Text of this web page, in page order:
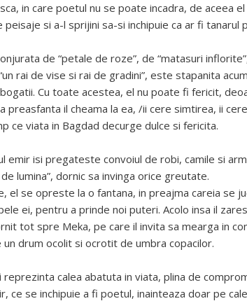
in care poetul nu se poate incadra, de aceea
si a-l sprijini sa-si inchipuie ca ar fi tanarul
de “petale de roze”, de “matasuri
rai de vise si rai de gradini”, este stapanita
Cu toate acestea, el nu poate fi fericit,
preasfanta il cheama la ea, /ii cere simtirea, ii
ce viata in Bagdad decurge dulce si fericita.
emir isi pregateste convoiul de robi, camile si
de lumina”, dornic sa invinga orice greutate.
el se opreste la o fantana, in preajma careia se
ei, pentru a prinde noi puteri. Acolo insa il
tot spre Meka, pe care il invita sa mearga in
drum ocolit si ocrotit de umbra copacilor.
calea abatuta in viata, plina de
ce se inchipuie a fi poetul, inainteaza doar pe